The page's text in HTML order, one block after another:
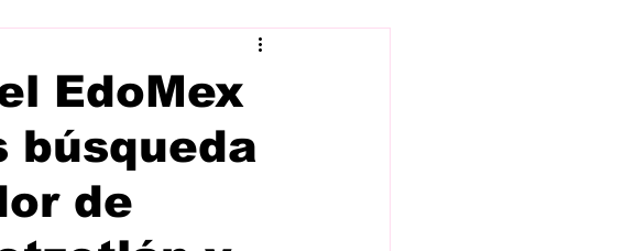
EdoMex
de